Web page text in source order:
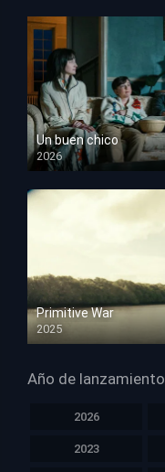
Un buen chico
2026
HD 1080p
Primitive War
2025
HD 1080p
Año de lanzamiento
2026
2023